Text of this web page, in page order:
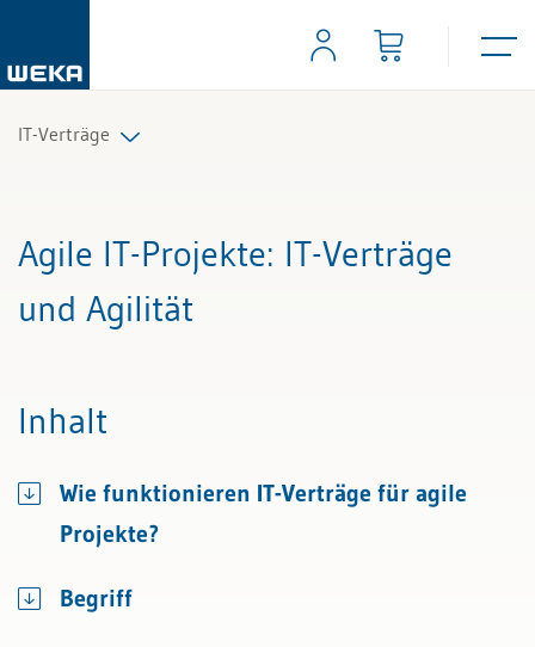
IT-Verträge
Agile IT-Projekte: IT-Verträge
und Agilität
Inhalt
Wie funktionieren IT-Verträge für agile
Projekte?
Begriff